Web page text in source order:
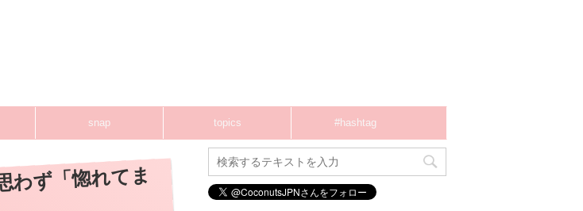
snap topics #hashtag
わず「惚れてま